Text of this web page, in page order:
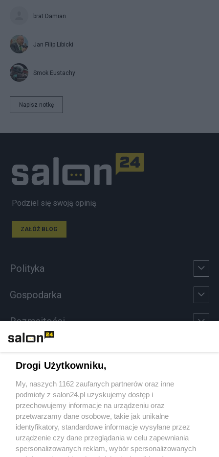
brat Damian
Jan Filip Libicki
Smok Eustachy
Napisz notkę
Podziel się swoją opinią
ZAŁÓŻ BLOG
Polityka
Gospodarka
Rozmaitości
Sport
Społeczeństwo
Kultura
Drogi Użytkowniku,
My, naszych 1162 zaufanych partnerów oraz inne
podmioty z salon24.pl uzyskujemy dostęp i
przechowujemy informacje na urządzeniu oraz
przetwarzamy dane osobowe, takie jak unikalne
identyfikatory, standardowe informacje wysyłane przez
urządzenie czy dane przeglądania w celu zapewniania
spersonalizowanych reklam, wybór spersonalizowanych